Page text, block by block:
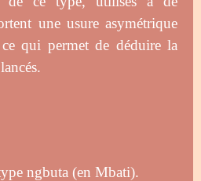
une usure asymétrique
ce qui permet de déduire la
ngbuta (en Mbati).